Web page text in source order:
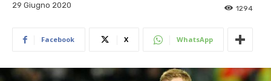
29 Giugno 2020 1294
Facebook X WhatsApp